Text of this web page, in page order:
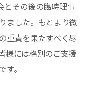
とその後の臨時理事
ました。もとより微
重責を果たすべく尽
様には格別のご支援
。